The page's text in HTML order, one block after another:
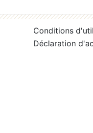
Conditions
Déclaration